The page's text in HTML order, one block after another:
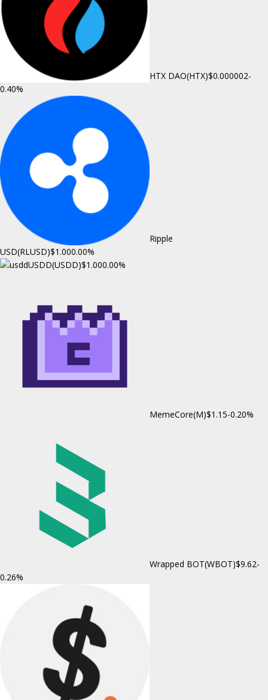
HTX DAO(HTX)$0.000002-
0.40%
Ripple
USD(RLUSD)$1.000.00%
USDD(USDD)$1.000.00%
MemeCore(M)$1.15-0.20%
Wrapped BOT(WBOT)$9.62-
0.26%